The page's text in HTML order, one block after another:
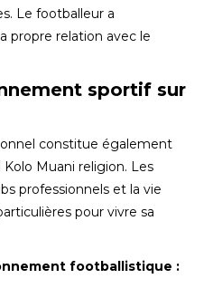
Le footballeur a
propre relation avec le
sportif sur
constitue également
Muani religion. Les
professionnels et la vie
pour vivre sa
footballistique :